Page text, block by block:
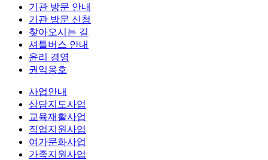
기관 방문 안내
기관 방문 신청
찾아오시는 길
셔틀버스 안내
윤리 경영
권익옹호
사업안내
상담지도사업
교육재활사업
직업지원사업
여가문화사업
가족지원사업